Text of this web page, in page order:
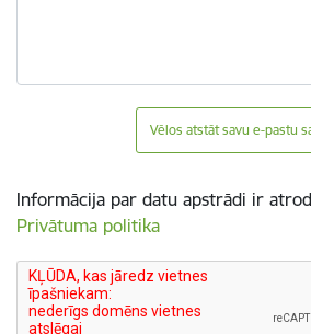
Vēlos atstāt savu e-pastu
Informācija par datu apstrādi ir
Privātuma politika